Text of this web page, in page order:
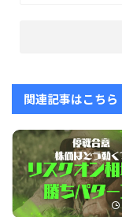
関連記事はこちら